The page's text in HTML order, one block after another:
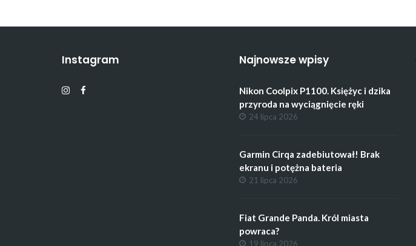
Instagram Najnowsze wpisy
Nikon Coolpix P1100. Księżyc i dzika
przyroda na wyciągnięcie ręki
24 lipca 2026
Garmin Cirqa zadebiutował! Brak
ekranu i potężna bateria
21 lipca 2026
Fiat Grande Panda. Król miasta
powraca?
19 lipca 2026